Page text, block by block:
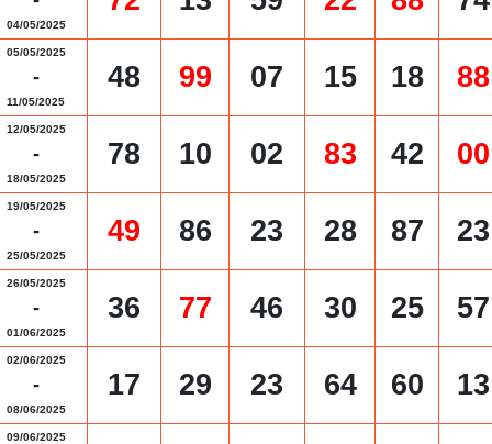
04/05/2025
05/05/2025
-
11/05/2025
48 99 07 15 18 88
12/05/2025
-
18/05/2025
78 10 02 83 42 00
19/05/2025
-
25/05/2025
49 86 23 28 87 23
26/05/2025
-
01/06/2025
36 77 46 30 25 57
02/06/2025
-
08/06/2025
17 29 23 64 60 13
09/06/2025